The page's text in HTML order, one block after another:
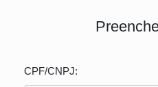
CPF/CNPJ: